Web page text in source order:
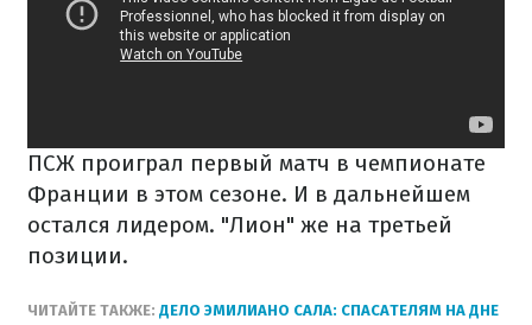
ПСЖ проиграл первый матч в чемпионате
Франции в этом сезоне. И в дальнейшем
остался лидером. "Лион" же на третьей
позиции.
ЧИТАЙТЕ ТАКЖЕ: ДЕЛО ЭМИЛИАНО САЛА: СПАСАТЕЛЯМ НА ДНЕ